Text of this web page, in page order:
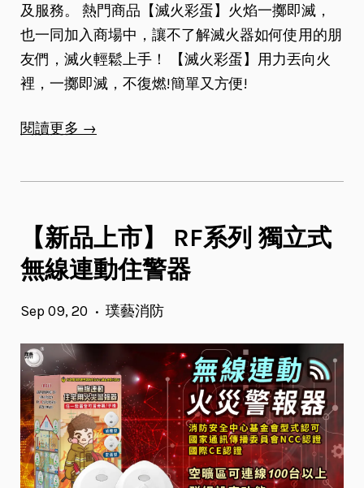
及服務。 熱門商品【滅火彩蛋】火焰一擲即滅，
也一同加入商場中，讓不了解滅火器如何使用的朋
友們，滅火輕鬆上手！ 【滅火彩蛋】用力丟向火
裡，一擲即滅，不復燃!簡單又方便!
閱讀更多 →
【新品上市】 RF系列 獨立式
無線連動住警器
Sep 09, 20 • 璞藝消防